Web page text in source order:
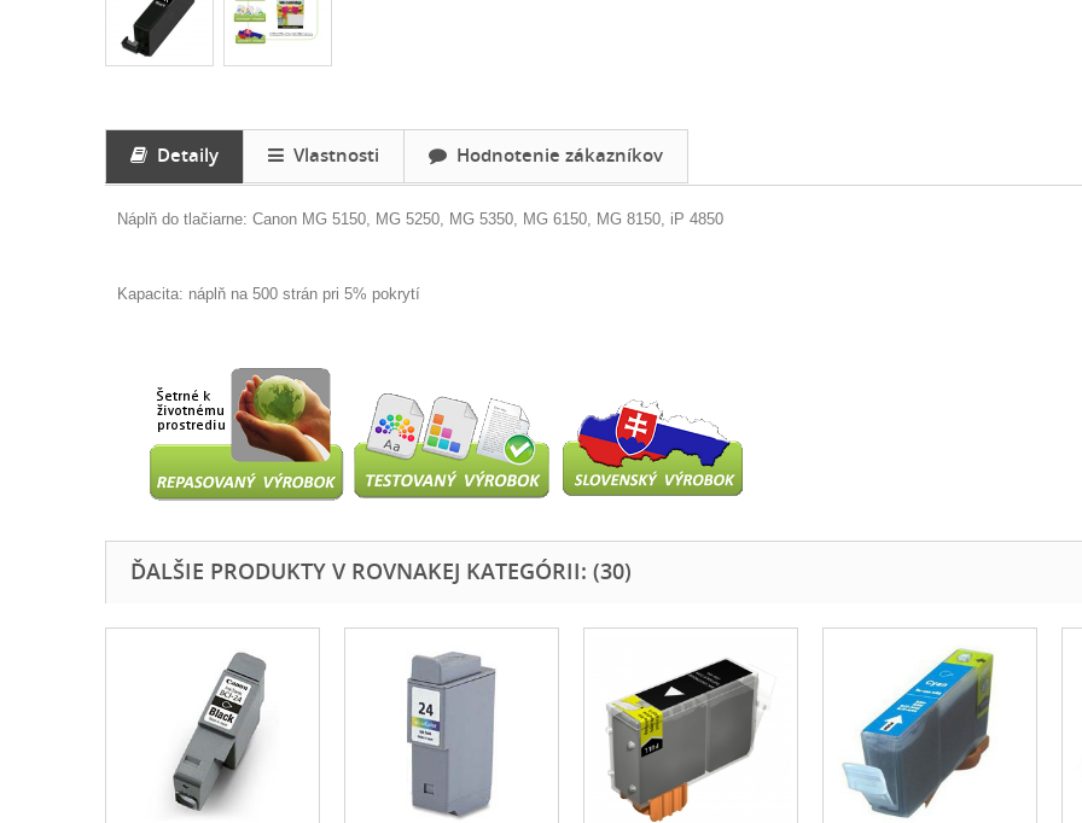
Detaily Vlastnosti Hodnotenie zákazníkov
Náplň do tlačiarne: Canon MG 5150, MG 5250, MG 5350, MG 6150, MG 8150, iP 4850
Kapacita: náplň na 500 strán pri 5% pokrytí
ĎALŠIE PRODUKTY V ROVNAKEJ KATEGÓRII: (30)